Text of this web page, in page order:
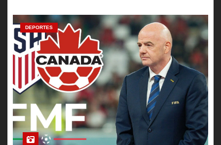
DEPORTES